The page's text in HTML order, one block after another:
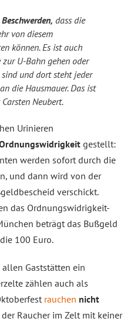
dass die
von diesem
können. Es ist auch
U-Bahn gehen oder
und dort steht jeder
die Hausmauer. Das ist
Neubert.
Urinieren
gestellt:
werden sofort durch die
und dann wird von der
verschickt.
das Ordnungswidrigkeit-
beträgt das Bußgeld
100 Euro.
Gaststätten ein
zählen auch als
rauchen nicht
Raucher im Zelt mit keiner